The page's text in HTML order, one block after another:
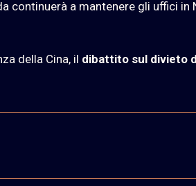
continuerà a mantenere gli uffici in
della Cina, il dibattito sul divieto